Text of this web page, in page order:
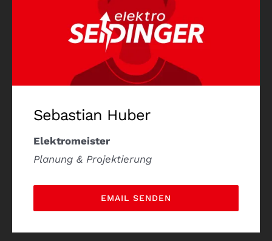
Sebastian Huber
Elektromeister
Planung & Projektierung
EMAIL SENDEN